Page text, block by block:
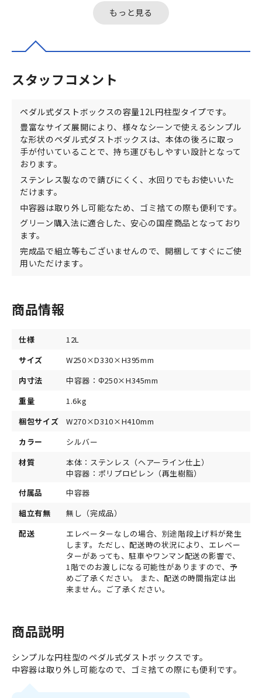
は、本体...
もっと見る
スタッフコメント
ペダル式ダストボックスの容量12L円柱型タイプです。
豊富なサイズ展開により、様々なシーンで使えるシンプル
な形状のペダル式ダストボックスは、本体の後ろに取っ
手が付いていることで、持ち運びもしやすい設計となって
おります。
ステンレス製なので錆びにくく、水回りでもお使いいた
だけます。
中容器は取り外し可能なため、ゴミ捨ての際も便利です。
グリーン購入法に適合した、安心の国産商品となっており
ます。
完成品で組立等もございませんので、開梱してすぐにご使
用いただけます。
商品情報
仕様
12L
サイズ
W250×D330×H395mm
内寸法
中容器：Φ250×H345mm
重量
1.6kg
梱包サイズ
W270×D310×H410mm
カラー
シルバー
材質
本体：ステンレス（ヘアーライン仕上）
中容器：ポリプロピレン（再生樹脂）
付属品
中容器
組立有無
無し（完成品）
配送
エレベーターなしの場合、別途階段上げ料が発生
します。ただし、配送時の状況により、エレベー
ターがあっても、駐車やワンマン配送の影響で、
1階でのお渡しになる可能性がありますので、予
めご了承ください。 また、配送の時間指定は出
来ません。ご了承ください。
商品説明
シンプルな円柱型のペダル式ダストボックスです。
中容器は取り外し可能なので、ゴミ捨ての際にも便利です。